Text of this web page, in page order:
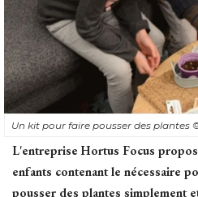
Un kit pour faire pousser des plantes
L'entreprise Hortus Focus
enfants contenant le nécessaire
pousser des plantes simplement